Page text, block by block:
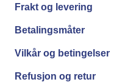
Frakt og levering
Betalingsmåter
Vilkår og betingelser
Refusjon og retur